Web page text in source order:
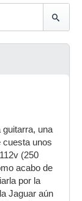
una
cuesta unos
(250
acabo de
por la
Jaguar aún